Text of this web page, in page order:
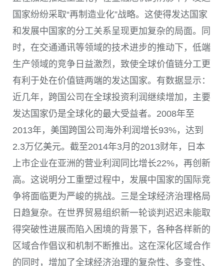
国家纷纷采取“再制造业化”战略。这使得发达国家
和发展中国家的分工关系呈现更加复杂的局面。同
时，在交通通讯等领域的技术进步的推动下，低端
生产领域的竞争日益激烈，致使全球价值链分工更
有利于处在价值链两端的发达国家。有数据显示：
近几年，跨国公司在全球投资利润继续增加，主要
发达国家仍是全球化的最大受益者。2008年至
2013年，美国跨国公司海外利润增长93%，达到
2.3万亿美元。截至2014年3月的2013财年，日本
上市企业在亚洲的营业利润同比增长22%，再创新
高。这说明分工重塑过程中，发展中国家的国际竞
争将面临更为严峻的挑战。三是全球经济治理格局
日趋复杂。在世界贸易组织新一轮谈判迟迟未能取
得突破性进展而陷入困境的背景下，各种各样新的
区域合作倡议和机制不断推出。这在深化区域合作
的同时，增加了全球经济治理的复杂性、多变性、